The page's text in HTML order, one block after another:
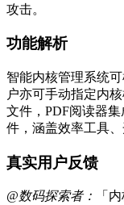
攻击。
功能解析
智能内核管理系统
户亦可手动指定内
文件，PDF阅读器
件，涵盖效率工具
真实用户反馈
@数码探索者：
「